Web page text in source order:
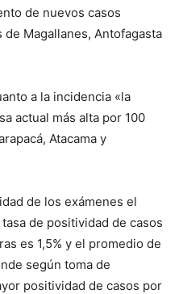
de nuevos casos
Magallanes, Antofagasta
a la incidencia «la
actual más alta por 100
Atacama y
de los exámenes el
de positividad de casos
es 1,5% y el promedio de
según toma de
positividad de casos por